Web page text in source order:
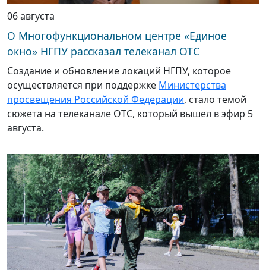
06 августа
О Многофункциональном центре «Единое
окно» НГПУ рассказал телеканал ОТС
Создание и обновление локаций НГПУ, которое
осуществляется при поддержке Министерства
просвещения Российской Федерации, стало темой
сюжета на телеканале ОТС, который вышел в эфир 5
августа.